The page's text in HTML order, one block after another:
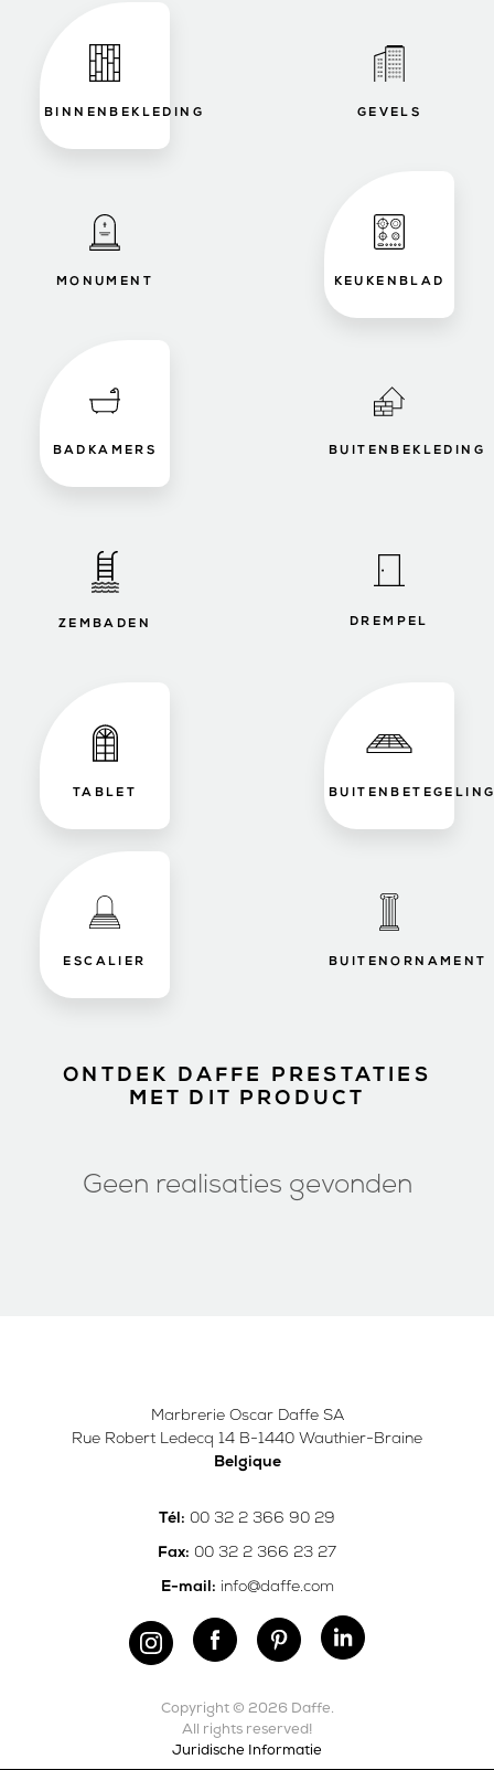
BINNENBEKLEDING GEVELS
MONUMENT KEUKENBLAD
BADKAMERS BUITENBEKLEDING
ZEMBADEN DREMPEL
TABLET
ESCALIER BUITENORNAMENT
ONTDEK DAFFE PRESTATIES
MET DIT PRODUCT
Geen realisaties gevonden
Marbrerie Oscar Daffe SA
Rue Robert Ledecq 14 B-1440 Wauthier-Braine
Belgique
Tél: 00 32 2 366 90 29
Fax: 00 32 2 366 23 27
E-mail: info@daffe.com
Copyright © 2026 Daffe.
All rights reserved!
Juridische Informatie